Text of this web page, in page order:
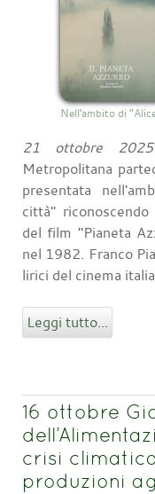
Nell'ambito di
21 ottobre 2025
Metropolitana
presentata
città"
del film "Pianeta
nel 1982. Franco
lirici del cinema
Leggi tutto...
16 ottobre
crisi
produzioni